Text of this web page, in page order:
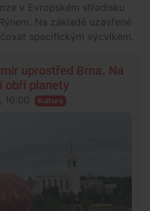
v Evropském středisku
Na základě uzavřené
specifickým výcvikem.
uprostřed Brna. Na
obří planety
16:00 Kultura